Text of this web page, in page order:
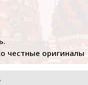
честные оригиналы